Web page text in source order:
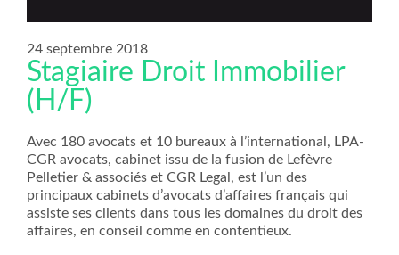
24 septembre 2018
Stagiaire Droit Immobilier
(H/F)
Avec 180 avocats et 10 bureaux à l’international, LPA-
CGR avocats, cabinet issu de la fusion de Lefèvre
Pelletier & associés et CGR Legal, est l’un des
principaux cabinets d’avocats d’affaires français qui
assiste ses clients dans tous les domaines du droit des
affaires, en conseil comme en contentieux.